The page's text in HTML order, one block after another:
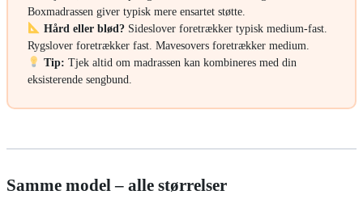
Boxmadrassen giver typisk mere ensartet støtte.
Hård eller blød?Sideslover foretrækker typisk medium-fast.
Rygslover foretrækker fast. Mavesovers foretrækker medium.
Tip: Tjek altid om madrassen kan kombineres med din
eksisterende sengbund.
Samme model – alle størrelser